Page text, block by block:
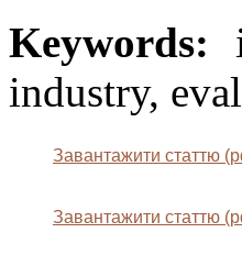
Keywords:
industry,
Завантажити статтю
Завантажити статтю